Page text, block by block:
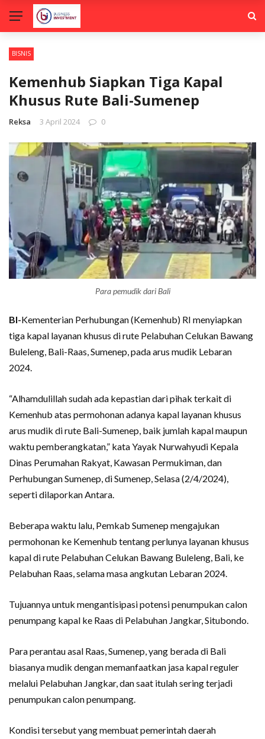
BISNIS
Kemenhub Siapkan Tiga Kapal
Khusus Rute Bali-Sumenep
Reksa 3 April 2024 0
Para pemudik dari Bali
BI-Kementerian Perhubungan (Kemenhub) RI menyiapkan
tiga kapal layanan khusus di rute Pelabuhan Celukan Bawang
Buleleng, Bali-Raas, Sumenep, pada arus mudik Lebaran
2024.
“Alhamdulillah sudah ada kepastian dari pihak terkait di
Kemenhub atas permohonan adanya kapal layanan khusus
arus mudik di rute Bali-Sumenep, baik jumlah kapal maupun
waktu pemberangkatan,” kata Yayak Nurwahyudi Kepala
Dinas Perumahan Rakyat, Kawasan Permukiman, dan
Perhubungan Sumenep, di Sumenep, Selasa (2/4/2024),
seperti dilaporkan Antara.
Beberapa waktu lalu, Pemkab Sumenep mengajukan
permohonan ke Kemenhub tentang perlunya layanan khusus
kapal di rute Pelabuhan Celukan Bawang Buleleng, Bali, ke
Pelabuhan Raas, selama masa angkutan Lebaran 2024.
Tujuannya untuk mengantisipasi potensi penumpukan calon
penumpang kapal ke Raas di Pelabuhan Jangkar, Situbondo.
Para perantau asal Raas, Sumenep, yang berada di Bali
biasanya mudik dengan memanfaatkan jasa kapal reguler
melalui Pelabuhan Jangkar, dan saat itulah sering terjadi
penumpukan calon penumpang.
Kondisi tersebut yang membuat pemerintah daerah